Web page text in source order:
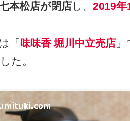
本松店が閉店し、 2019年
「 味味香 堀川中立売店
た。